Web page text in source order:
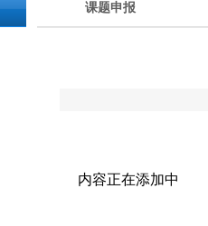
课题申报
内容正在添加中